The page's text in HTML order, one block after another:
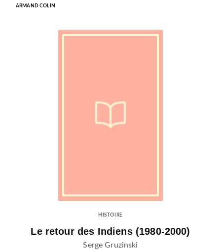
ARMAND COLIN
HISTOIRE
Le retour des Indiens (1980-2000)
Serge Gruzinski